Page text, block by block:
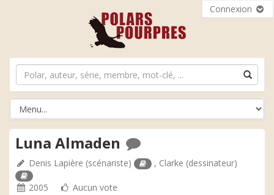
Connexion
Luna Almaden
Denis Lapière (scénariste) , Clarke (dessinateur)
2005 Aucun vote